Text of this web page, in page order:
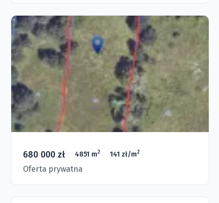
680 000 zł 4851 m2 141 zł/m2
Oferta prywatna